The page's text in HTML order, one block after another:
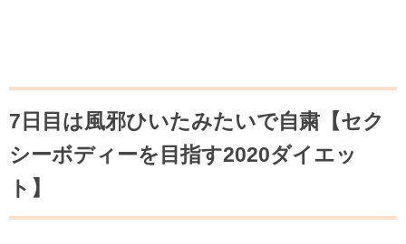
7日目は風邪ひいたみたいで自粛【セク
シーボディーを目指す2020ダイエッ
ト】